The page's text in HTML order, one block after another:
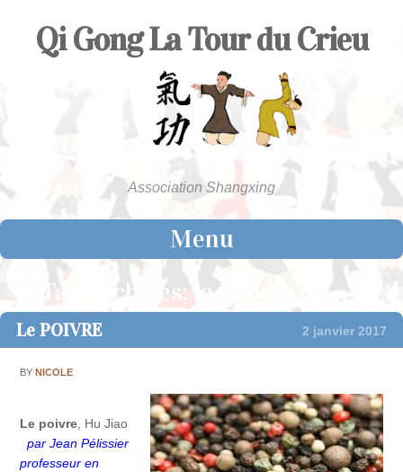
Qi Gong La Tour du Crieu
Association Shangxing
Menu
Skip to contentTag Archives:le Poivre
Le POIVRE 2 janvier 2017
BYNICOLE
Le poivre , Hu Jiao
par Jean Pélissier
professeur en